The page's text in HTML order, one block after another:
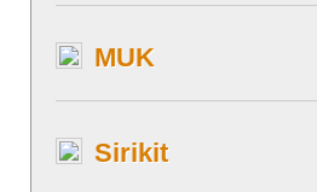
MUK
Sirikit